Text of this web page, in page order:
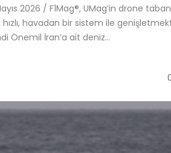
2026 / F1Mag®, UMag’in drone
hızlı, havadan bir sistem ile
Önemil İran’a ait deniz…